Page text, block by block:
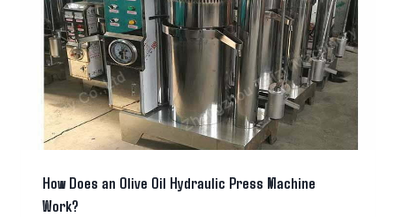
How Does an Olive Oil Hydraulic Press Machine
Work?